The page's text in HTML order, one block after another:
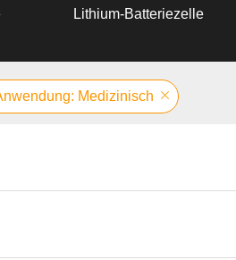
Lithium-Batteriezelle
Medizinisch